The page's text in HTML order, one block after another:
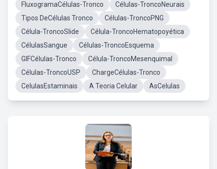
FluxogramaCélulas-Tronco
Células-TroncoNeurais
Tipos DeCélulas Tronco
Células-TroncoPNG
Célula-TroncoSlide
Célula-TroncoHematopoyética
CélulasSangue
Células-TroncoEsquema
GIFCélulas-Tronco
Célula-TroncoMesenquimal
Células-TroncoUSP
ChargeCélulas-Tronco
CelulasEstaminais
A Teoria Celular AsCelulas